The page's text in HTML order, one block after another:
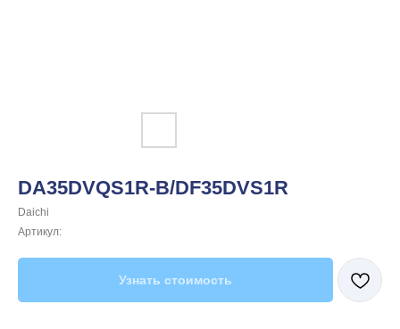
DA35DVQS1R-B/DF35DVS1R
Daichi
Артикул:
Узнать стоимость